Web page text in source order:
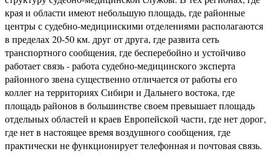
края и области имеют небольшую площадь, где районные
центры с судебно-медицинскими отделениями располагаются
в пределах 20-50 км. друг от друга, где развита сеть
транспортного сообщения, где бесперебойно и устойчиво
работает связь - работа судебно-медицинского эксперта
районного звена существенно отличается от работы его
коллег на территориях Сибири и Дальнего востока, где
площадь районов в большинстве своем превышает площадь
отдельных областей и краев Европейской части, где нет дорог,
где нет в настоящее время воздушного сообщения, где
практически не функционирует телефонная и почтовая связь.